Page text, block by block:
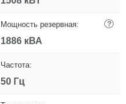
Мощность резервная: ?
1886 кВА
Частота:
50 Гц